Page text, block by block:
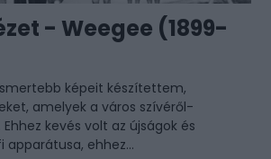
- Weegee (1899-
képeit készítettem,
amelyek a város szívéről-
Ehhez kevés volt az újságok és
apparátusa, ehhez...